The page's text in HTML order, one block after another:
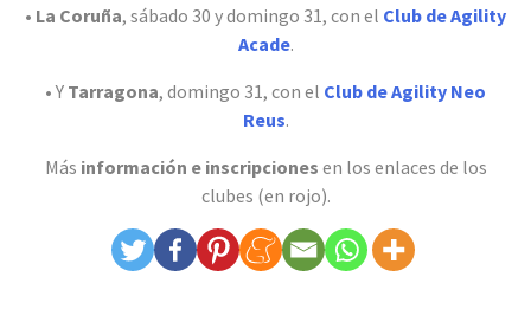
• La Coruña, sábado 30 y domingo 31, con el Club de Agility
Acade.
• Y Tarragona, domingo 31, con el Club de Agility Neo
Reus.
Más información e inscripciones en los enlaces de los
clubes (en rojo).